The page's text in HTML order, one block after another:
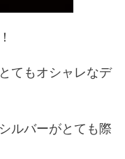
てもオシャレなデ
ルバーがとても際